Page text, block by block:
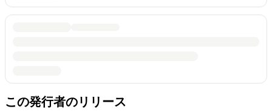
この発行者のリリース